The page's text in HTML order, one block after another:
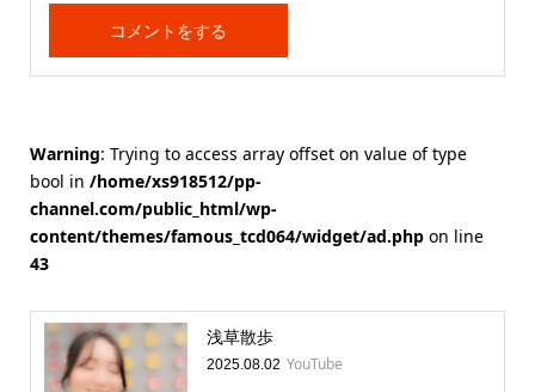
Warning: Trying to access array offset on value of type
bool in /home/xs918512/pp-
channel.com/public_html/wp-
content/themes/famous_tcd064/widget/ad.phpon line
43
浅草散歩
2025.08.02 YouTube